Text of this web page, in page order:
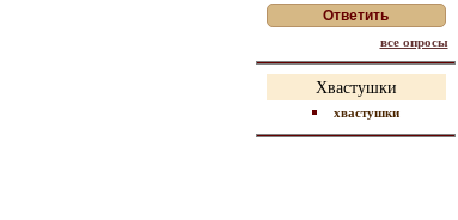
все опросы
Хвастушки
хвастушки